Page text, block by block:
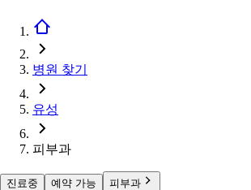
병원 찾기
유성
피부과
진료중 예약 가능 피부과